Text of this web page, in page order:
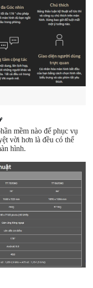
mềm nào để phục vụ
vời hơn là đều có thể
hình.